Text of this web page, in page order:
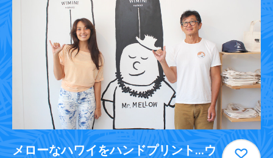
メローなハワイをハンドプリント…ウ